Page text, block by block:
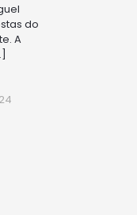
do
A